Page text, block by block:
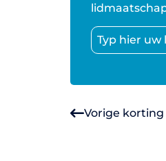
Vorige korting